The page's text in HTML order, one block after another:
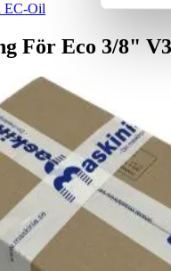
EC-Oil
För Eco 3/8" V3